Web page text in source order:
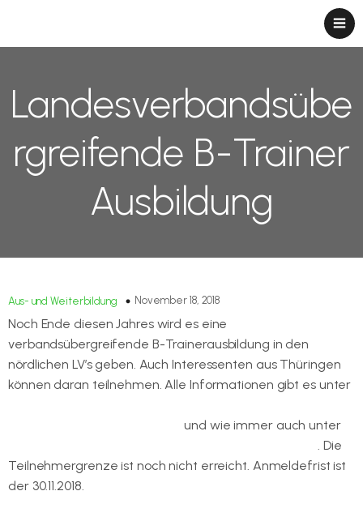
Landesverbandsübe
rgreifende B-Trainer
Ausbildung
Aus- und Weiterbildung November 18, 2018
Noch Ende diesen Jahres wird es eine
verbandsübergreifende B-Trainerausbildung in den
nördlichen LV’s geben. Auch Interessenten aus Thüringen
können daran teilnehmen. Alle Informationen gibt es unter
und wie immer auch unter
. Die
Teilnehmergrenze ist noch nicht erreicht. Anmeldefrist ist
der 30.11.2018.